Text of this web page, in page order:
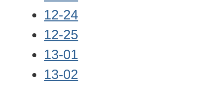
12-24
12-25
13-01
13-02